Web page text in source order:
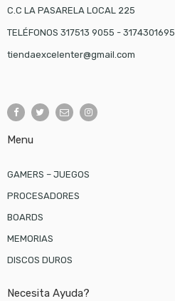
C.C LA PASARELA LOCAL 225
TELÉFONOS 317513 9055 - 3174301695
tiendaexcelenter@gmail.com
Menu
GAMERS – JUEGOS
PROCESADORES
BOARDS
MEMORIAS
DISCOS DUROS
Necesita Ayuda?